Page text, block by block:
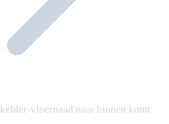
vloernaad naar binnen komt